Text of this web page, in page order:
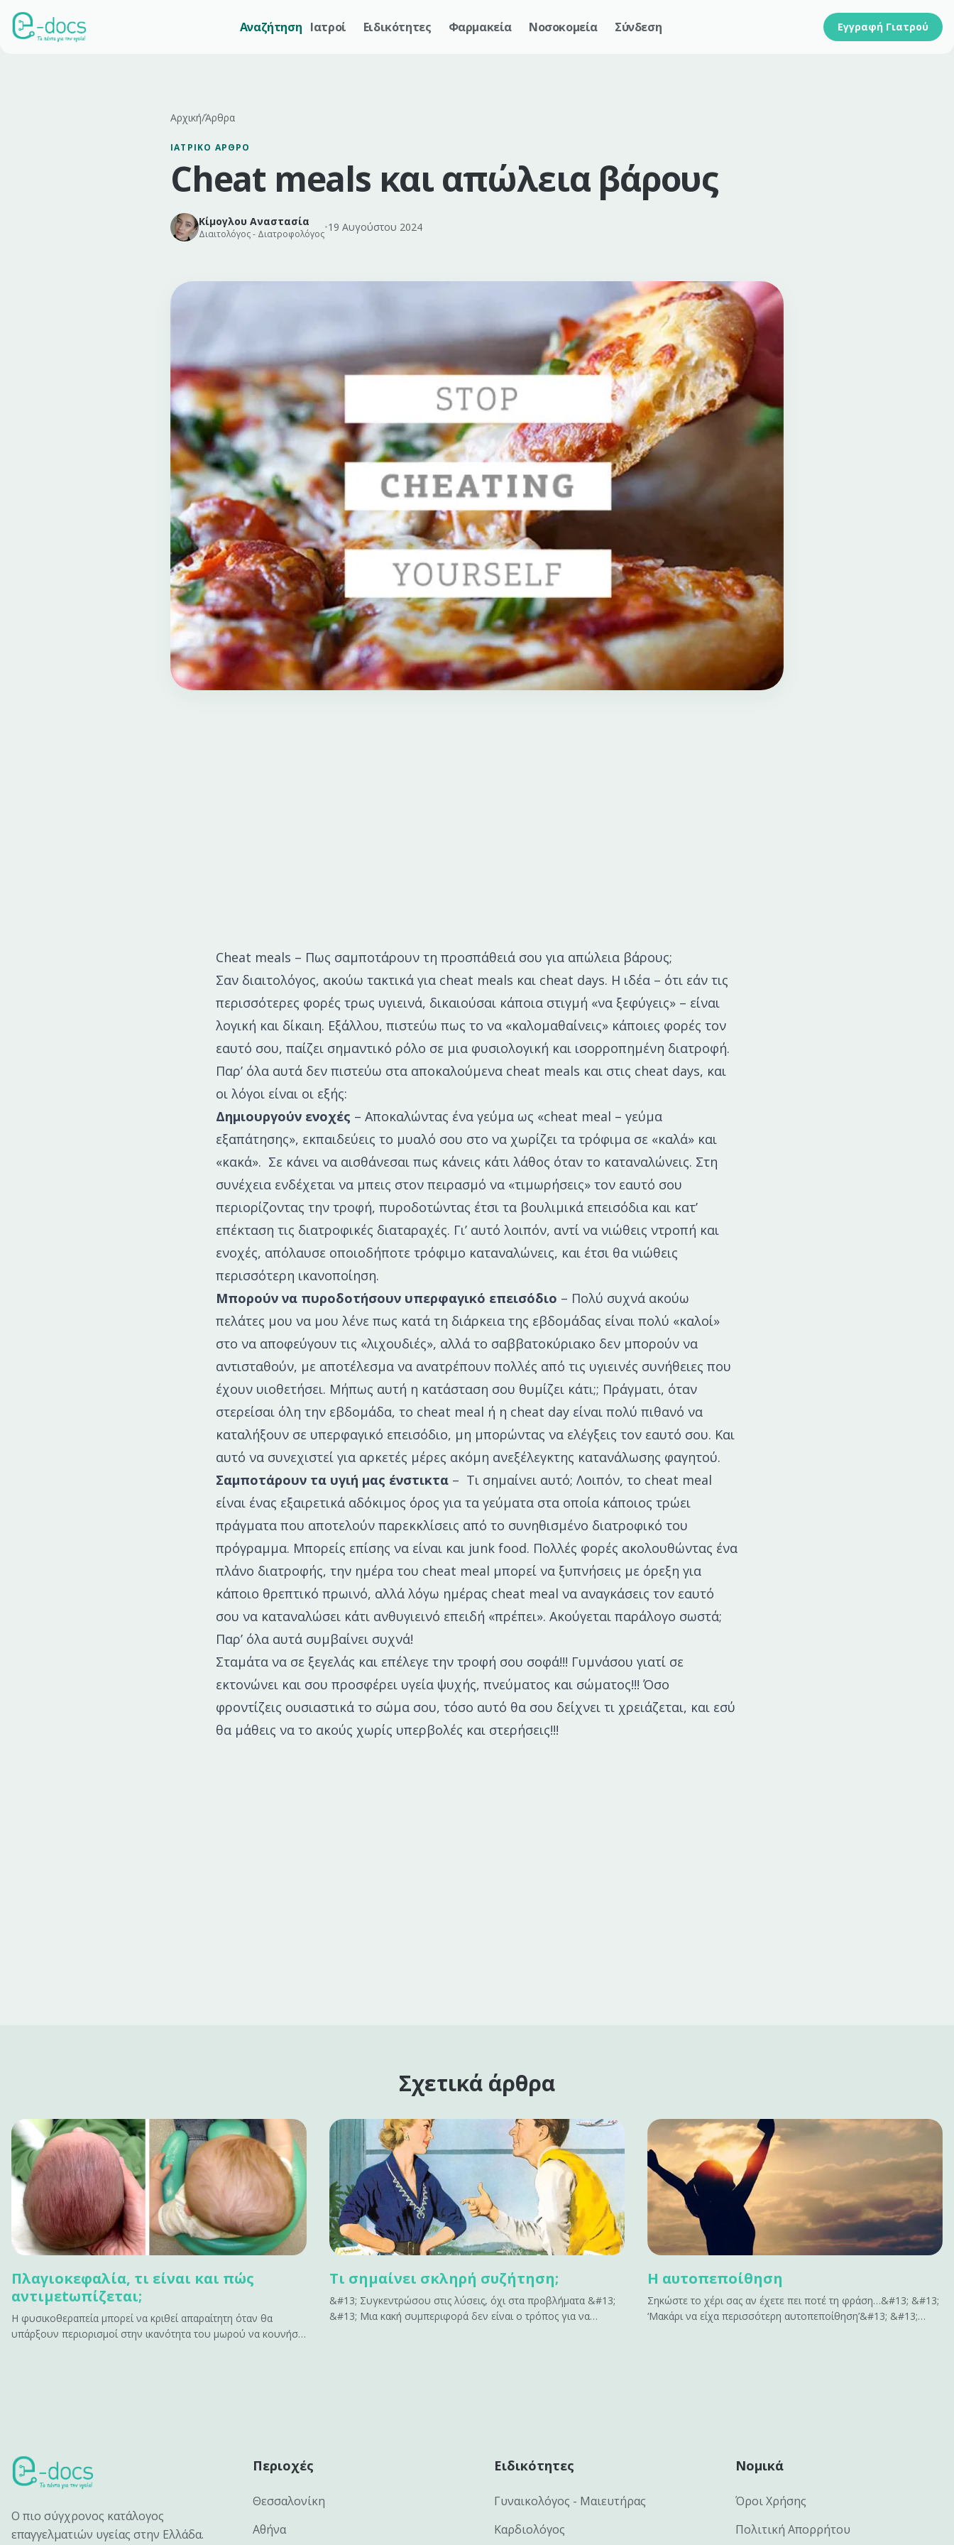
Αναζήτηση Ιατροί Ειδικότητες Φαρμακεία Νοσοκομεία Σύνδεση Εγγραφή Γιατρού
Αρχική/Άρθρα
ΙΑΤΡΙΚΌ ΆΡΘΡΟ
Cheat meals και απώλεια βάρους
Κίμογλου Αναστασία
Διαιτολόγος - Διατροφολόγος
•19 Αυγούστου 2024
Cheat meals – Πως σαμποτάρουν τη προσπάθειά σου για απώλεια βάρους;
Σαν διαιτολόγος, ακούω τακτικά για cheat meals και cheat days. Η ιδέα – ότι εάν τις
περισσότερες φορές τρως υγιεινά, δικαιούσαι κάποια στιγμή «να ξεφύγεις» – είναι
λογική και δίκαιη. Εξάλλου, πιστεύω πως το να «καλομαθαίνεις» κάποιες φορές τον
εαυτό σου, παίζει σημαντικό ρόλο σε μια φυσιολογική και ισορροπημένη διατροφή.
Παρ’ όλα αυτά δεν πιστεύω στα αποκαλούμενα cheat meals και στις cheat days, και
οι λόγοι είναι οι εξής:
Δημιουργούν ενοχές – Αποκαλώντας ένα γεύμα ως «cheat meal – γεύμα
εξαπάτησης», εκπαιδεύεις το μυαλό σου στο να χωρίζει τα τρόφιμα σε «καλά» και
«κακά». Σε κάνει να αισθάνεσαι πως κάνεις κάτι λάθος όταν το καταναλώνεις. Στη
συνέχεια ενδέχεται να μπεις στον πειρασμό να «τιμωρήσεις» τον εαυτό σου
περιορίζοντας την τροφή, πυροδοτώντας έτσι τα βουλιμικά επεισόδια και κατ’
επέκταση τις διατροφικές διαταραχές. Γι’ αυτό λοιπόν, αντί να νιώθεις ντροπή και
ενοχές, απόλαυσε οποιοδήποτε τρόφιμο καταναλώνεις, και έτσι θα νιώθεις
περισσότερη ικανοποίηση.
Μπορούν να πυροδοτήσουν υπερφαγικό επεισόδιο – Πολύ συχνά ακούω
πελάτες μου να μου λένε πως κατά τη διάρκεια της εβδομάδας είναι πολύ «καλοί»
στο να αποφεύγουν τις «λιχουδιές», αλλά το σαββατοκύριακο δεν μπορούν να
αντισταθούν, με αποτέλεσμα να ανατρέπουν πολλές από τις υγιεινές συνήθειες που
έχουν υιοθετήσει. Μήπως αυτή η κατάσταση σου θυμίζει κάτι;; Πράγματι, όταν
στερείσαι όλη την εβδομάδα, το cheat meal ή η cheat day είναι πολύ πιθανό να
καταλήξουν σε υπερφαγικό επεισόδιο, μη μπορώντας να ελέγξεις τον εαυτό σου. Και
αυτό να συνεχιστεί για αρκετές μέρες ακόμη ανεξέλεγκτης κατανάλωσης φαγητού.
Σαμποτάρουν τα υγιή μας ένστικτα – Τι σημαίνει αυτό; Λοιπόν, τo cheat meal
είναι ένας εξαιρετικά αδόκιμος όρος για τα γεύματα στα οποία κάποιος τρώει
πράγματα που αποτελούν παρεκκλίσεις από το συνηθισμένο διατροφικό του
πρόγραμμα. Μπορείς επίσης να είναι και junk food. Πολλές φορές ακολουθώντας ένα
πλάνο διατροφής, την ημέρα του cheat meal μπορεί να ξυπνήσεις με όρεξη για
κάποιο θρεπτικό πρωινό, αλλά λόγω ημέρας cheat meal να αναγκάσεις τον εαυτό
σου να καταναλώσει κάτι ανθυγιεινό επειδή «πρέπει». Ακούγεται παράλογο σωστά;
Παρ’ όλα αυτά συμβαίνει συχνά!
Σταμάτα να σε ξεγελάς και επέλεγε την τροφή σου σοφά!!! Γυμνάσου γιατί σε
εκτονώνει και σου προσφέρει υγεία ψυχής, πνεύματος και σώματος!!! Όσο
φροντίζεις ουσιαστικά το σώμα σου, τόσο αυτό θα σου δείχνει τι χρειάζεται, και εσύ
θα μάθεις να το ακούς χωρίς υπερβολές και στερήσεις!!!
Σχετικά άρθρα
Πλαγιοκεφαλία, τι είναι και πώς
αντιμεtωπίζεται;
Η φυσικοθεραπεία μπορεί να κριθεί απαραίτητη όταν θα
υπάρξουν περιορισμοί στην ικανότητα του μωρού να κουνήσει
Τι σημαίνει σκληρή συζήτηση;
&#13; Συγκεντρώσου στις λύσεις, όχι στα προβλήματα &#13;
&#13; Μια κακή συμπεριφορά δεν είναι ο τρόπος για να
Η αυτοπεποίθηση
Σηκώστε το χέρι σας αν έχετε πει ποτέ τη φράση…&#13; &#13;
‘Μακάρι να είχα περισσότερη αυτοπεποίθηση’&#13; &#13;
Ο πιο σύγχρονος κατάλογος
επαγγελματιών υγείας στην Ελλάδα.
Περιοχές
Θεσσαλονίκη
Αθήνα
Ειδικότητες
Γυναικολόγος - Μαιευτήρας
Καρδιολόγος
Νομικά
Όροι Χρήσης
Πολιτική Απορρήτου